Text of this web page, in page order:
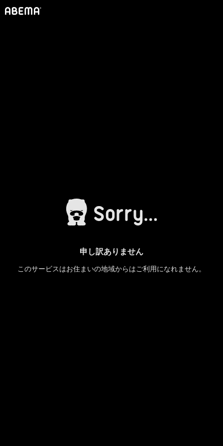
申し訳ありません
このサービスはお住まいの地域からはご利用になれません。